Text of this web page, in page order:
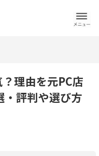
理由を元PC店
・評判や選び方